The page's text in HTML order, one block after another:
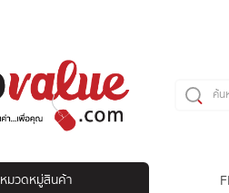
หมวดหมู่สินค้า